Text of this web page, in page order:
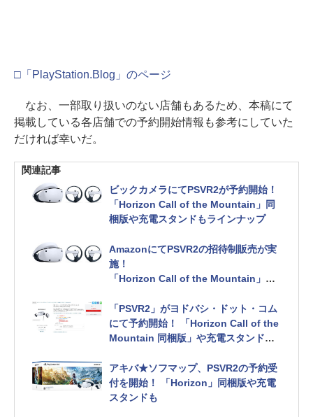
□「PlayStation.Blog」のページ
なお、一部取り扱いのない店舗もあるため、本稿にて
掲載している各店舗での予約開始情報も参考にしていた
だければ幸いだ。
関連記事
ビックカメラにてPSVR2が予約開始！
「Horizon Call of the Mountain」同
梱版や充電スタンドもラインナップ
AmazonにてPSVR2の招待制販売が実
施！
「Horizon Call of the Mountain」と
「PSVR2」がヨドバシ・ドット・コム
にて予約開始！ 「Horizon Call of the
Mountain 同梱版」や充電スタンドも
アキバ★ソフマップ、PSVR2の予約受
付を開始！ 「Horizon」同梱版や充電
スタンドも